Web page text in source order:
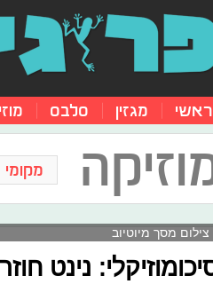
ראשי מגזין סלבס
מקומי
מסך מיוטיוב
נינט